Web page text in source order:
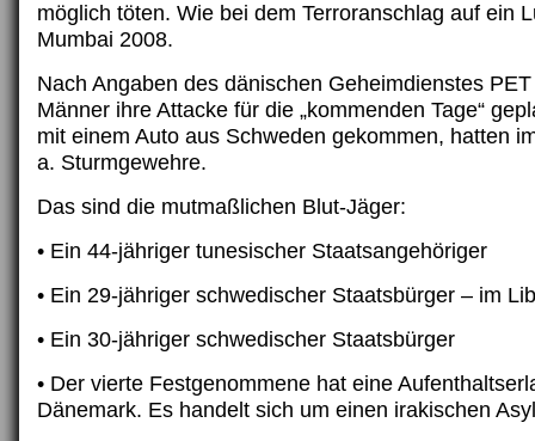
möglich töten. Wie bei dem Terroranschlag auf ein
Mumbai 2008.
Nach Angaben des dänischen Geheimdienstes
Männer ihre Attacke für die „kommenden Tage“
mit einem Auto aus Schweden gekommen, hatten
a. Sturmgewehre.
Das sind die mutmaßlichen Blut-Jäger:
• Ein 44-jähriger tunesischer Staatsangehöriger
• Ein 29-jähriger schwedischer Staatsbürger – im
• Ein 30-jähriger schwedischer Staatsbürger
• Der vierte Festgenommene hat eine
Dänemark. Es handelt sich um einen irakischen